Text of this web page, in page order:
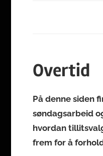
Overtid
På denne siden
søndagsarbeid
hvordan
frem for å